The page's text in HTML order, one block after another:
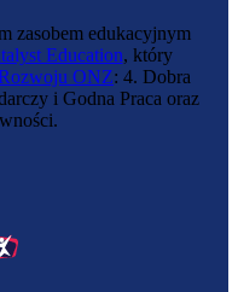
zasobem edukacyjnym
Education, który
ONZ: 4. Dobra
i Godna Praca oraz